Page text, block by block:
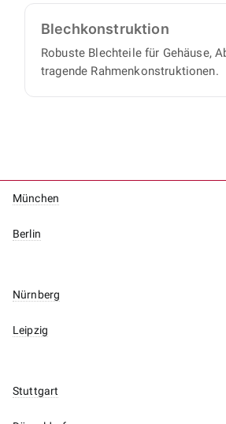
Blech­konstruktion
Robuste Blechteile für Gehäuse,
tragende Rahmenkonstruktionen.
München
Berlin
Nürnberg
Leipzig
Stuttgart